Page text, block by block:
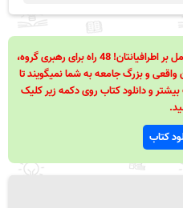
48 قانون قدرت! 48 فرمول برای تسلط کامل بر اطرافیانتان! 48 راه برای رهبری گروه،
قانون که رهبران واقعی و بزرگ جامعه به شما نمیگویند تا
و دانلود کتاب روی دکمه زیر کلیک
کتاب